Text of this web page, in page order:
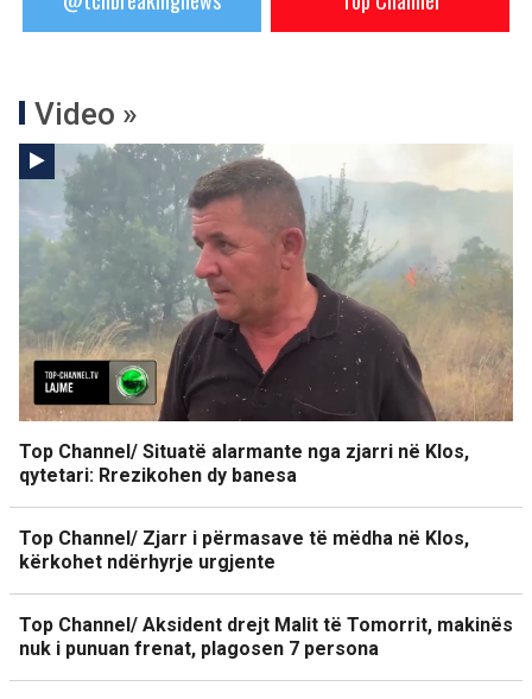
Video »
Top Channel/ Situatë alarmante nga zjarri në Klos,
qytetari: Rrezikohen dy banesa
Top Channel/ Zjarr i përmasave të mëdha në Klos,
kërkohet ndërhyrje urgjente
Top Channel/ Aksident drejt Malit të Tomorrit, makinës
nuk i punuan frenat, plagosen 7 persona